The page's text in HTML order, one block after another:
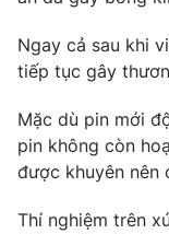
Ngay cả sau khi
tiếp tục gây
Mặc dù pin mới
pin không còn
được khuyên nên
Thí nghiệm trên